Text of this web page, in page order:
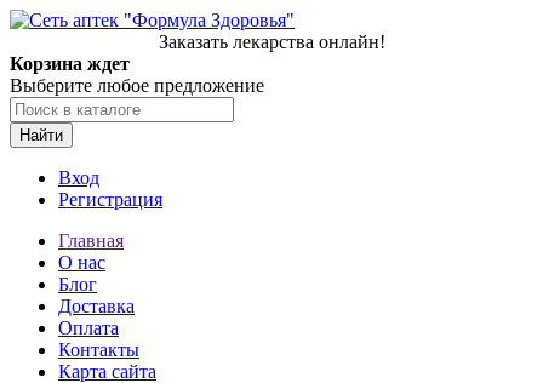
Заказать лекарства онлайн!
Корзина ждет
Выберите любое предложение
Найти
Вход
Регистрация
Главная
О нас
Блог
Доставка
Оплата
Контакты
Карта сайта